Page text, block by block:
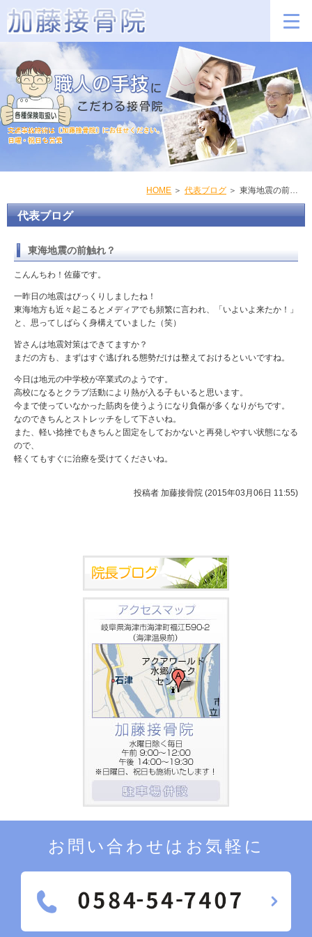
HOME 代表ブログ 東海地震の前触れ？
代表ブログ
東海地震の前触れ？
こんんちわ！佐藤です。
一昨日の地震はびっくりしましたね！
東海地方も近々起こるとメディアでも頻繁に言われ、「いよいよ来たか！」
と、思ってしばらく身構えていました（笑）
皆さんは地震対策はできてますか？
まだの方も、まずはすぐ逃げれる態勢だけは整えておけるといいですね。
今日は地元の中学校が卒業式のようです。
高校になるとクラブ活動により熱が入る子もいると思います。
今まで使っていなかった筋肉を使うようになり負傷が多くなりがちです。
なのできちんとストレッチをして下さいね。
また、軽い捻挫でもきちんと固定をしておかないと再発しやすい状態になる
ので、
軽くてもすぐに治療を受けてくださいね。
投稿者 加藤接骨院 (2015年03月06日 11:55)
お問い合わせはお気軽に